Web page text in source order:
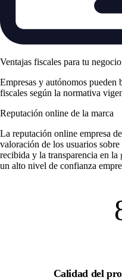
Ventajas fiscales para tu negocio
Empresas y autónomos pueden
fiscales según la normativa
Reputación online de la marca
La reputación online empresa
valoración de los usuarios
recibida y la transparencia en la
un alto nivel de confianza
Calidad del